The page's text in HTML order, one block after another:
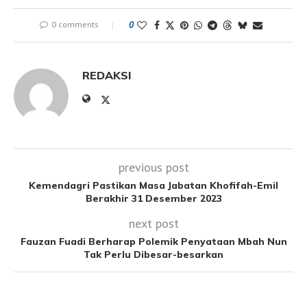
0 comments 0
REDAKSI
previous post
Kemendagri Pastikan Masa Jabatan Khofifah-Emil
Berakhir 31 Desember 2023
next post
Fauzan Fuadi Berharap Polemik Penyataan Mbah Nun
Tak Perlu Dibesar-besarkan